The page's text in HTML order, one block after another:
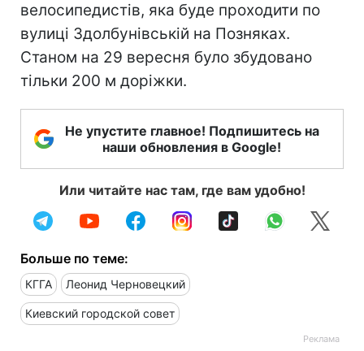
велосипедистів, яка буде проходити по
вулиці Здолбунівській на Позняках.
Станом на 29 вересня було збудовано
тільки 200 м доріжки.
Не упустите главное! Подпишитесь на
наши обновления в Google!
Или читайте нас там, где вам удобно!
Больше по теме:
КГГА Леонид Черновецкий
Киевский городской совет